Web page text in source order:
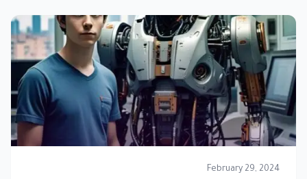
February 29, 2024